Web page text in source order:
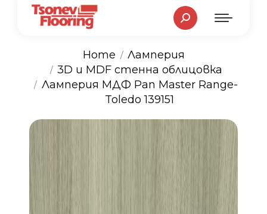
Search:
You are here:
Home
Ламперия
3D и MDF стенна облицовка
Ламперия МДФ Pan Master Range-
Toledo 139151